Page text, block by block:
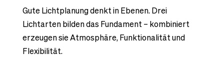
Gute Lichtplanung denkt in Ebenen. Drei
Lichtarten bilden das Fundament – kombiniert
erzeugen sie Atmosphäre, Funktionalität und
Flexibilität.